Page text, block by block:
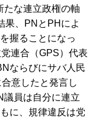
たな連立政権の軸
、
PN と PH によ
握ることになっ
連合（GPS）代表
ならびにサバ人民
意したと発言し
議員は自分に連立
に、規律違反は党